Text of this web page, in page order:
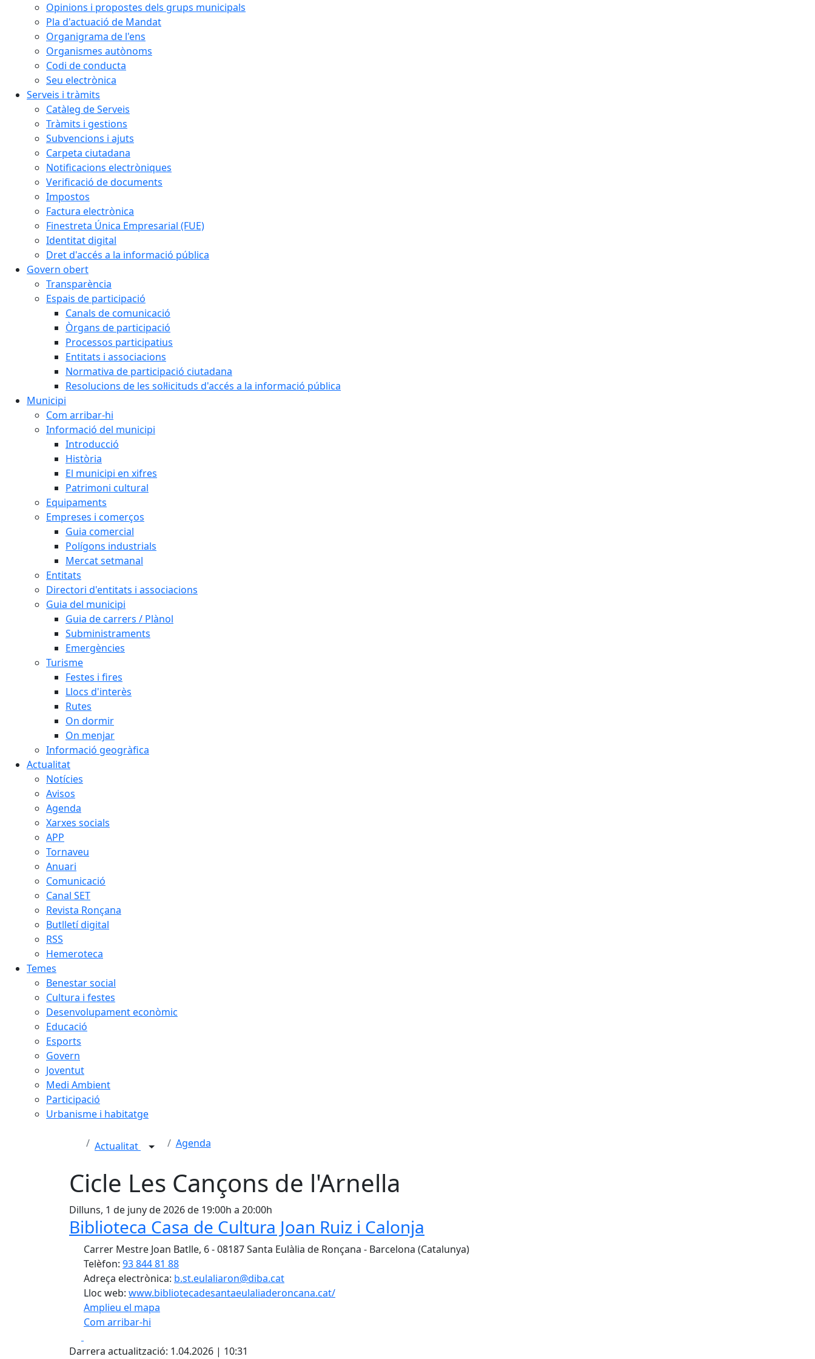
Opinions i propostes dels grups municipals
Pla d'actuació de Mandat
Organigrama de l'ens
Organismes autònoms
Codi de conducta
Seu electrònica
Serveis i tràmits
Catàleg de Serveis
Tràmits i gestions
Subvencions i ajuts
Carpeta ciutadana
Notificacions electròniques
Verificació de documents
Impostos
Factura electrònica
Finestreta Única Empresarial (FUE)
Identitat digital
Dret d'accés a la informació pública
Govern obert
Transparència
Espais de participació
Canals de comunicació
Òrgans de participació
Processos participatius
Entitats i associacions
Normativa de participació ciutadana
Resolucions de les sol·licituds d'accés a la informació pública
Municipi
Com arribar-hi
Informació del municipi
Introducció
Història
El municipi en xifres
Patrimoni cultural
Equipaments
Empreses i comerços
Guia comercial
Polígons industrials
Mercat setmanal
Entitats
Directori d'entitats i associacions
Guia del municipi
Guia de carrers / Plànol
Subministraments
Emergències
Turisme
Festes i fires
Llocs d'interès
Rutes
On dormir
On menjar
Informació geogràfica
Actualitat
Notícies
Avisos
Agenda
Xarxes socials
APP
Tornaveu
Anuari
Comunicació
Canal SET
Revista Ronçana
Butlletí digital
RSS
Hemeroteca
Temes
Benestar social
Cultura i festes
Desenvolupament econòmic
Educació
Esports
Govern
Joventut
Medi Ambient
Participació
Urbanisme i habitatge
Actualitat Agenda
Cicle Les Cançons de l'Arnella
Dilluns, 1 de juny de 2026 de 19:00h a 20:00h
Biblioteca Casa de Cultura Joan Ruiz i Calonja
Carrer Mestre Joan Batlle, 6 - 08187 Santa Eulàlia de Ronçana - Barcelona (Catalunya)
Telèfon: 93 844 81 88
Adreça electrònica: b.st.eulaliaron@diba.cat
Lloc web: www.bibliotecadesantaeulaliaderoncana.cat/
Amplieu el mapa
Com arribar-hi
+
Darrera actualització: 1.04.2026 | 10:31